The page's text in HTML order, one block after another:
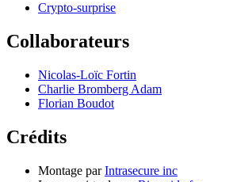
Crypto-surprise
Collaborateurs
Nicolas-Loïc Fortin
Charlie Bromberg Adam
Florian Boudot
Crédits
Montage parIntrasecure inc